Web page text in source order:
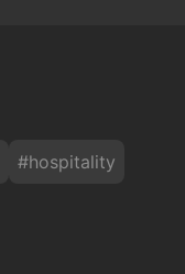
#hospitality